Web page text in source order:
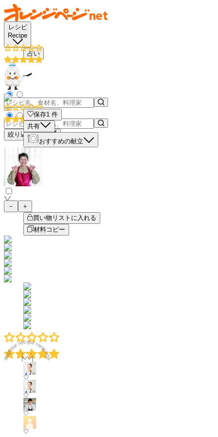
レシピ
Recipe
占い
絞り込み検索
保存1 件
共有
おすすめの献立
－
＋
買い物リストに入れる
材料コピー